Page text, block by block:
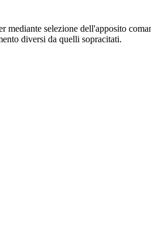
selezione dell'apposito
diversi da quelli sopracitati.